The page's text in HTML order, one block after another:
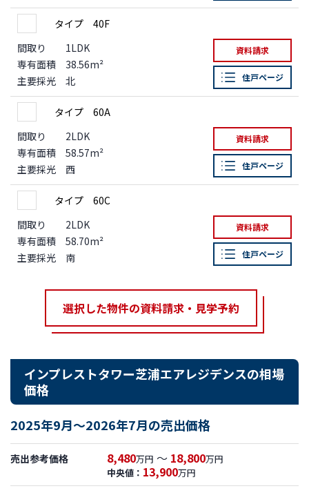
タイプ 40F
間取り
1LDK
専有面積
38.56m²
主要採光
北
資料請求
住戸ページ
タイプ 60A
間取り
2LDK
専有面積
58.57m²
主要採光
西
資料請求
住戸ページ
タイプ 60C
間取り
2LDK
専有面積
58.70m²
主要採光
南
資料請求
住戸ページ
選択した物件の資料請求・見学予約
インプレストタワー芝浦エアレジデンスの相場
価格
2025年9月～2026年7月の売出価格
売出参考価格 8,480万円 ～ 18,800万円
中央値： 13,900万円